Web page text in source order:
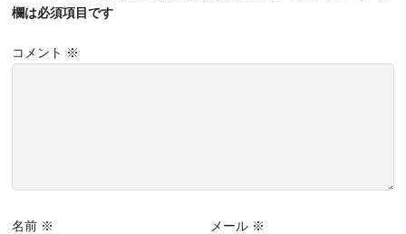
欄は必須項目です
コメント ※
名前 ※ メール ※